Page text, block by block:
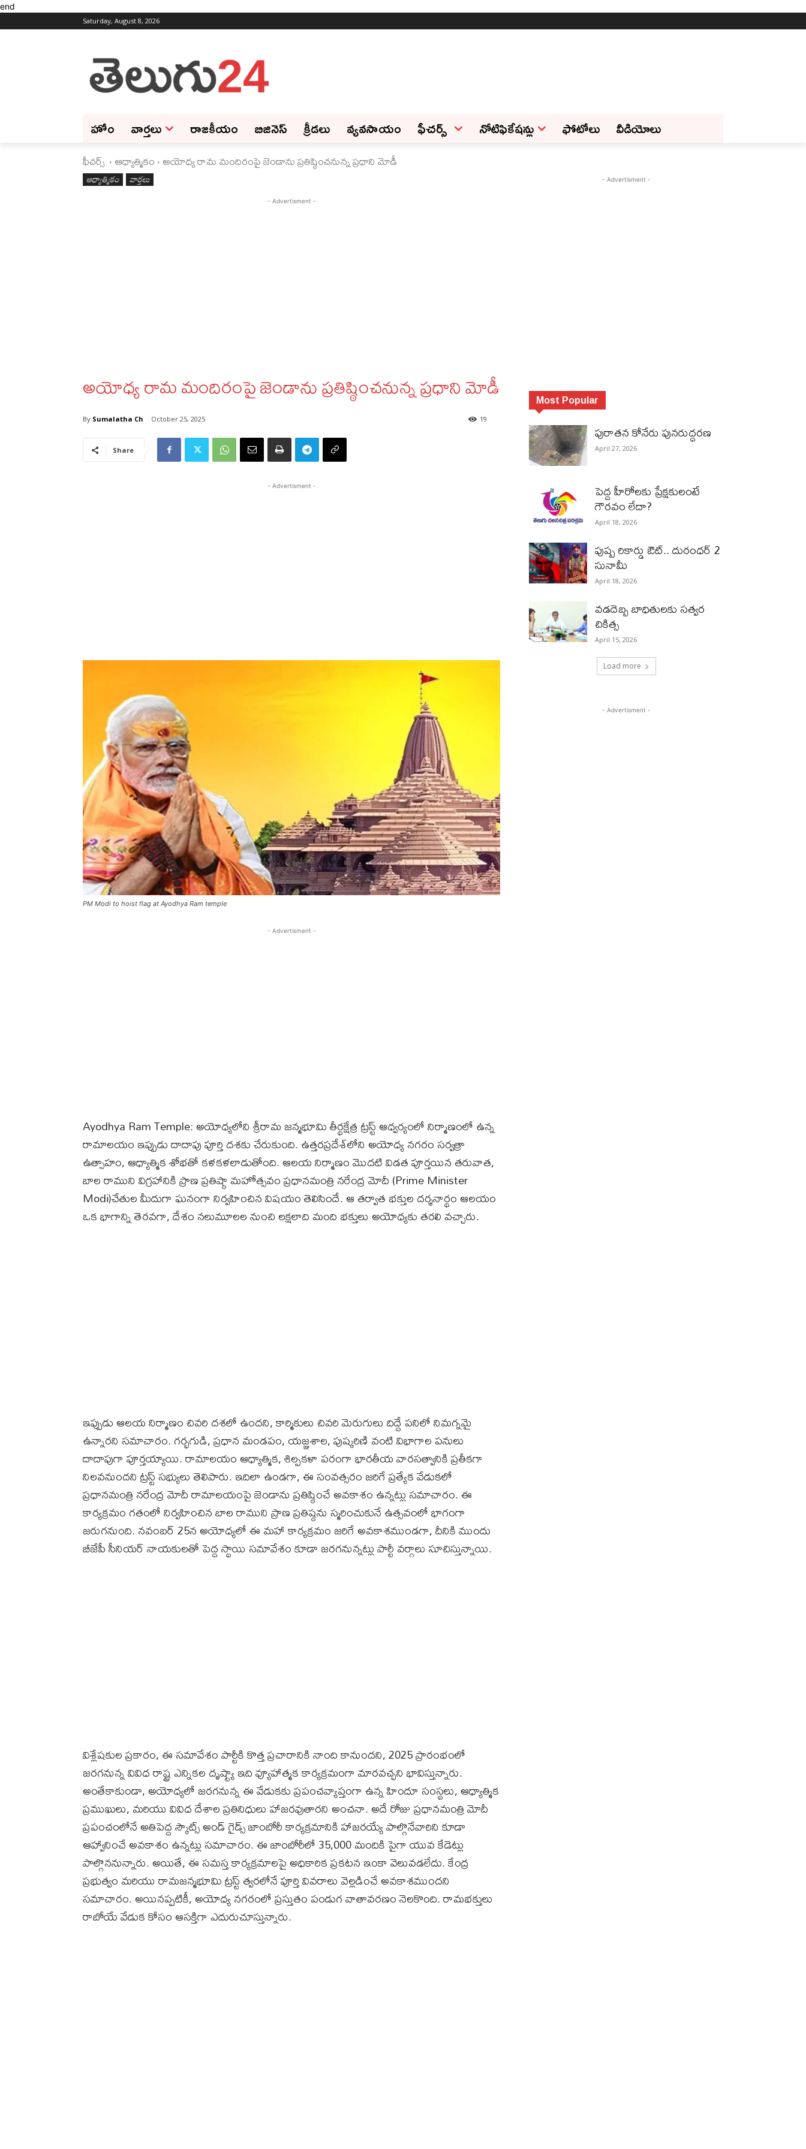
end
Saturday, August 8, 2026
హోం వార్తలు రాజకీయం బిజినెస్‌ క్రీడలు వ్యవసాయం ఫీచ‌ర్స్ ‌ నోటిఫికేషన్లు ఫోటోలు వీడియోలు
ఫీచ‌ర్స్ ‌ ఆధ్యాత్మికం అయోధ్య రామ మందిరంపై జెండాను ప్రతిష్ఠించనున్న ప్రధాని మోడీ
ఆధ్యాత్మికం వార్తలు
- Advertisment -
అయోధ్య రామ మందిరంపై జెండాను ప్రతిష్ఠించనున్న ప్రధాని మోడీ
By Sumalatha Ch October 25, 2025 19
Share
- Advertisment -
PM Modi to hoist flag at Ayodhya Ram temple
- Advertisment -
Ayodhya Ram Temple: అయోధ్యలోని శ్రీరామ జన్మభూమి తీర్థక్షేత్ర ట్రస్ట్ ఆధ్వర్యంలో నిర్మాణంలో ఉన్న
రామాలయం ఇప్పుడు దాదాపు పూర్తి దశకు చేరుకుంది. ఉత్తరప్రదేశ్‌లోని అయోధ్య నగరం సర్వత్రా
ఉత్సాహం, ఆధ్యాత్మిక శోభతో కళకళలాడుతోంది. ఆలయ నిర్మాణం మొదటి విడత పూర్తయిన తరువాత,
బాల రాముని విగ్రహానికి ప్రాణ ప్రతిష్ఠా మహోత్సవం ప్రధానమంత్రి నరేంద్ర మోదీ (Prime Minister
Modi)చేతుల మీదుగా ఘనంగా నిర్వహించిన విషయం తెలిసిందే. ఆ తర్వాత భక్తుల దర్శనార్థం ఆలయం
ఒక భాగాన్ని తెరవగా, దేశం నలుమూలల నుంచి లక్షలాది మంది భక్తులు అయోధ్యకు తరలి వచ్చారు.
ఇప్పుడు ఆలయ నిర్మాణం చివరి దశలో ఉందని, కార్మికులు చివరి మెరుగులు దిద్దే పనిలో నిమగ్నమై
ఉన్నారని సమాచారం. గర్భగుడి, ప్రధాన మండపం, యజ్ఞశాల, పుష్కరిణి వంటి విభాగాల పనులు
దాదాపుగా పూర్తయ్యాయి. రామాలయం ఆధ్యాత్మిక, శిల్పకళా పరంగా భారతీయ వారసత్వానికి ప్రతీకగా
నిలవనుందని ట్రస్ట్ సభ్యులు తెలిపారు. ఇదిలా ఉండగా, ఈ సంవత్సరం జరిగే ప్రత్యేక వేడుకలో
ప్రధానమంత్రి నరేంద్ర మోదీ రామాలయంపై జెండాను ప్రతిష్ఠించే అవకాశం ఉన్నట్లు సమాచారం. ఈ
కార్యక్రమం గతంలో నిర్వహించిన బాల రాముని ప్రాణ ప్రతిష్ఠను స్మరించుకునే ఉత్సవంలో భాగంగా
జరుగనుంది. నవంబర్ 25న అయోధ్యలో ఈ మహా కార్యక్రమం జరిగే అవకాశముండగా, దీనికి ముందు
బీజేపీ సీనియర్ నాయకులతో పెద్ద స్థాయి సమావేశం కూడా జరగనున్నట్లు పార్టీ వర్గాలు సూచిస్తున్నాయి.
విశ్లేషకుల ప్రకారం, ఈ సమావేశం పార్టీకి కొత్త ప్రచారానికి నాంది కానుందని, 2025 ప్రారంభంలో
జరగనున్న వివిధ రాష్ట్ర ఎన్నికల దృష్ట్యా ఇది వ్యూహాత్మక కార్యక్రమంగా మారవచ్చని భావిస్తున్నారు.
అంతేకాకుండా, అయోధ్యలో జరగనున్న ఈ వేడుకకు ప్రపంచవ్యాప్తంగా ఉన్న హిందూ సంస్థలు, ఆధ్యాత్మిక
ప్రముఖులు, మరియు వివిధ దేశాల ప్రతినిధులు హాజరవుతారని అంచనా. అదే రోజు ప్రధానమంత్రి మోదీ
ప్రపంచంలోనే అతిపెద్ద స్కౌట్స్ అండ్ గైడ్స్ జాంబోరీ కార్యక్రమానికి హాజరయ్యే పాల్గొనేవారిని కూడా
ఆహ్వానించే అవకాశం ఉన్నట్లు సమాచారం. ఈ జాంబోరీలో 35,000 మందికి పైగా యువ కేడెట్లు
పాల్గొననున్నారు. అయితే, ఈ సమస్త కార్యక్రమాలపై అధికారిక ప్రకటన ఇంకా వెలువడలేదు. కేంద్ర
ప్రభుత్వం మరియు రామజన్మభూమి ట్రస్ట్ త్వరలోనే పూర్తి వివరాలు వెల్లడించే అవకాశముందని
సమాచారం. అయినప్పటికీ, అయోధ్య నగరంలో ప్రస్తుతం పండుగ వాతావరణం నెలకొంది. రామభక్తులు
రాబోయే వేడుక కోసం ఆసక్తిగా ఎదురుచూస్తున్నారు.
- Advertisment -
Most Popular
పురాత‌న కోనేరు పున‌రుద్ధ‌ర‌ణ
April 27, 2026
పెద్ద హీరోల‌కు ప్రేక్ష‌కులంటే
గౌర‌వం లేదా?
April 18, 2026
పుష్ప రికార్డు ఔట్‌.. దురంధ‌ర్ 2
సునామీ
April 18, 2026
వడదెబ్బ బాధితులకు సత్వర
చికిత్స
April 15, 2026
Load more
- Advertisment -